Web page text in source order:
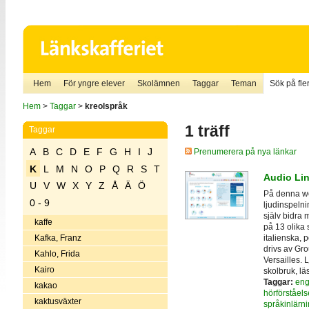
Hem För yngre elever Skolämnen Taggar Teman Sök på
Hem> Taggar> kreolspråk
Taggar
A B C D E F G H I
J
K
L M N O P Q R S
T
U
V W X Y Z Å Ä
Ö
0 - 9
kaffe
Kafka, Franz
Kahlo, Frida
Kairo
kakao
kaktusväxter
1 träff
Prenumerera på nya länkar
Audio
På denna
själv bidra
på 13 olika
italienska,
drivs av
Versailles.
skolbruk,
Taggar: